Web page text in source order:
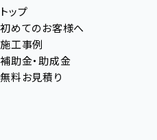
トップ
初めてのお客様へ
施工事例
補助金・助成金
無料お見積り